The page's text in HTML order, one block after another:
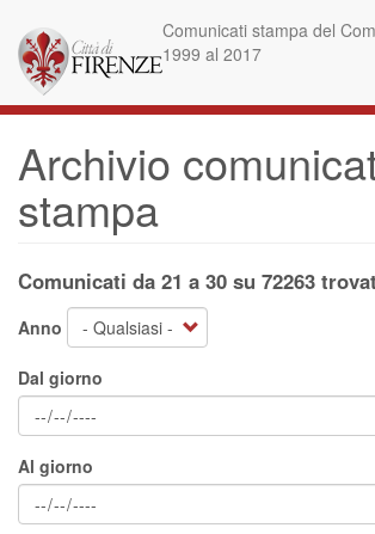
contenuto
principale
Comunicati stampa del
1999 al 2017
Archivio
stampa
Comunicati da 21 a 30 su 72263
Anno
Dal giorno
Al giorno